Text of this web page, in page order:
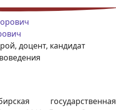
доцент, кандидат
государственная